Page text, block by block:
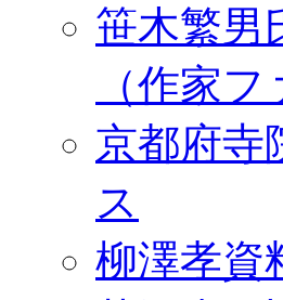
笹木繁男
（作家フ
京都府寺
ス
柳澤孝資